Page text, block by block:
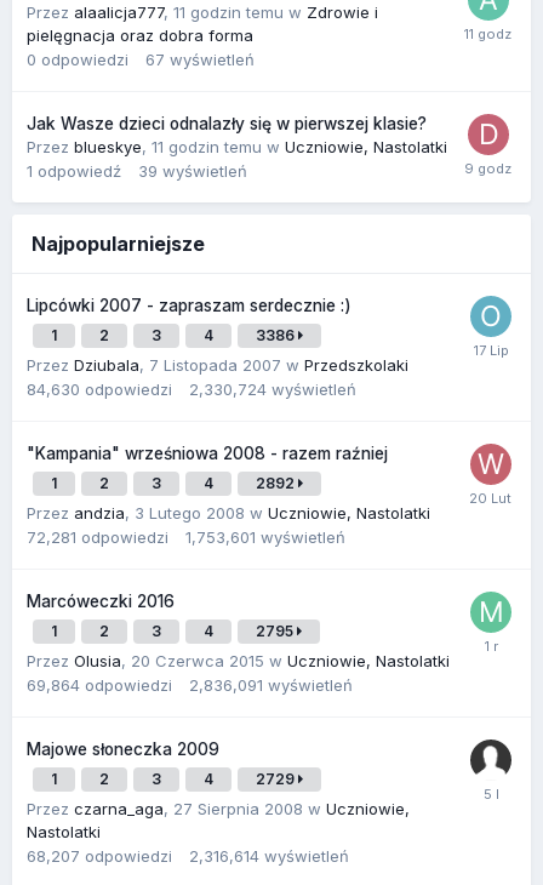
Przez alaalicja777, 11 godzin temu w Zdrowie i
pielęgnacja oraz dobra forma
0 odpowiedzi 67 wyświetleń
Jak Wasze dzieci odnalazły się w pierwszej klasie?
Przez blueskye, 11 godzin temu w Uczniowie, Nastolatki
1 odpowiedź 39 wyświetleń
Najpopularniejsze
Lipcówki 2007 - zapraszam serdecznie :)
1 2 3 4 3386
Przez Dziubala, 7 Listopada 2007 w Przedszkolaki
84,630 odpowiedzi 2,330,724 wyświetleń
"Kampania" wrześniowa 2008 - razem raźniej
1 2 3 4 2892
Przez andzia, 3 Lutego 2008 w Uczniowie, Nastolatki
72,281 odpowiedzi 1,753,601 wyświetleń
Marcóweczki 2016
1 2 3 4 2795
Przez Olusia, 20 Czerwca 2015 w Uczniowie, Nastolatki
69,864 odpowiedzi 2,836,091 wyświetleń
Majowe słoneczka 2009
1 2 3 4 2729
Przez czarna_aga, 27 Sierpnia 2008 w Uczniowie,
Nastolatki
68,207 odpowiedzi 2,316,614 wyświetleń